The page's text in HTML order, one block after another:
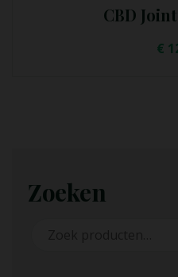
CBD
€
Zoeken